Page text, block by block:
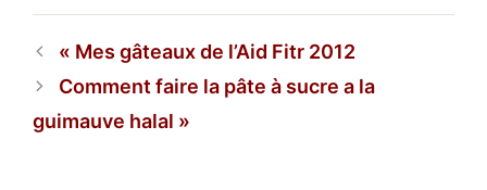
Mes gâteaux de l’Aid Fitr 2012
Comment faire la pâte à sucre a la
guimauve halal